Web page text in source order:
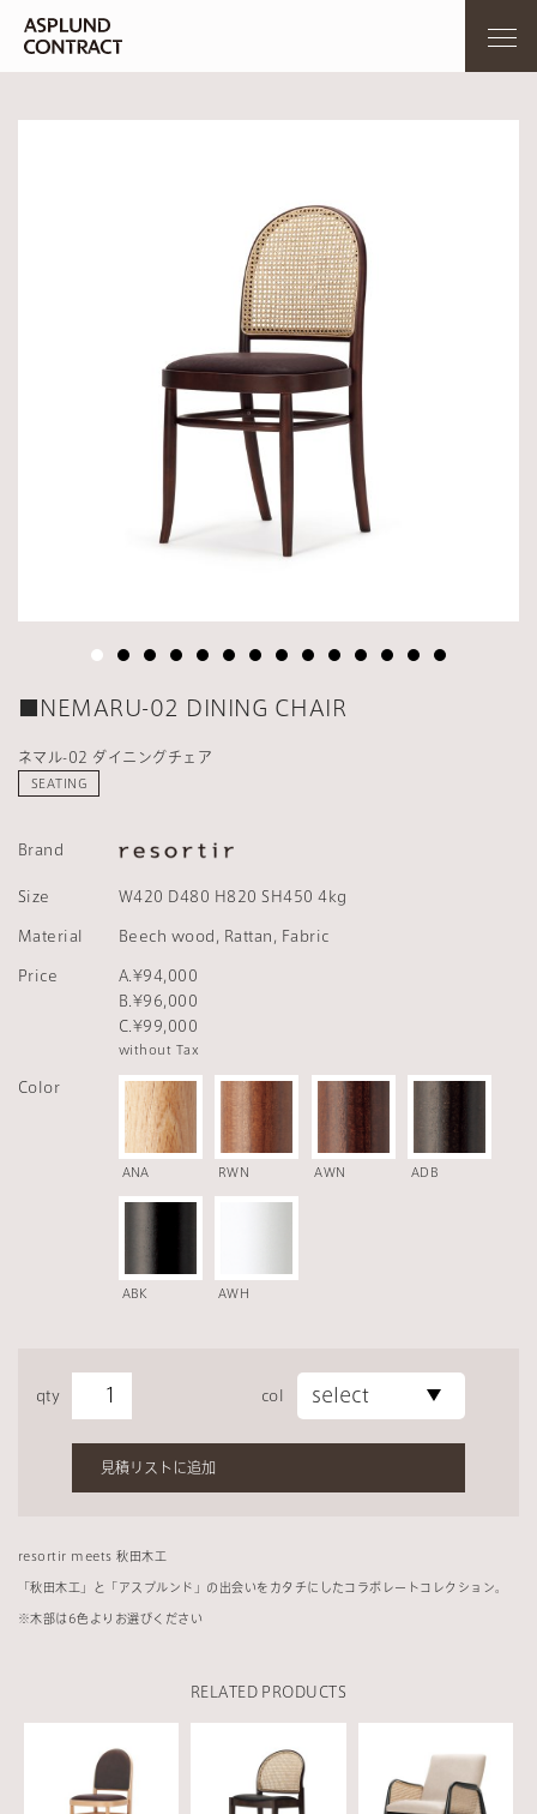
■NEMARU-02 DINING CHAIR
ネマル-02 ダイニングチェア
SEATING
Brand
Size W420 D480 H820 SH450 4kg
Material Beech wood, Rattan, Fabric
Price
A.¥94,000
B.¥96,000
C.¥99,000
without Tax
Color
ANA RWN AWN ADB
ABK AWH
qty col
見積リストに追加
resortir meets 秋田木工
「秋田木工」と「アスプルンド」の出会いをカタチにしたコラボレートコレクション。
※木部は6色よりお選びください
RELATED PRODUCTS